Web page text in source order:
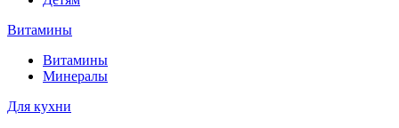
Витамины
Витамины
Минералы
Для кухни